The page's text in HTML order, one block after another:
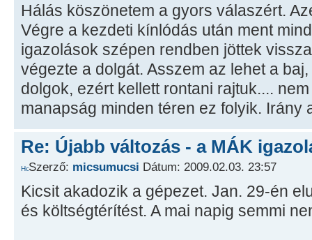
Hálás köszönetem a gyors válaszért.
Végre a kezdeti kínlódás után ment
igazolások szépen rendben jöttek
végezte a dolgát. Asszem az lehet a
dolgok, ezért kellett rontani rajtuk....
manapság minden téren ez folyik. Irány
Re: Újabb változás - a MÁK
Szerző: micsumucsi Dátum: 2009.02.03. 23:57
Kicsit akadozik a gépezet. Jan. 29-én
és költségtérítést. A mai napig semmi